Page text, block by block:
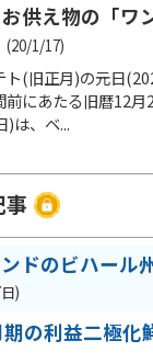
供え物の「ワ
(20/1/17)
(旧正月)の元日
前にあたる旧暦12
)は、ベ...
ドのビハー
)
期の利益二極